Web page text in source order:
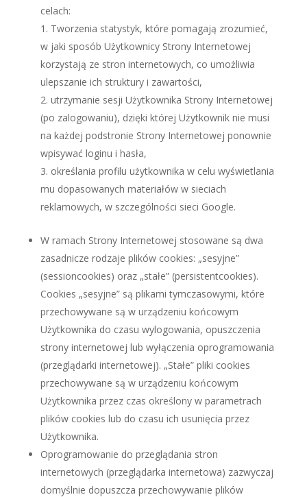
celach:
Tworzenia statystyk, które pomagają zrozumieć,
w jaki sposób Użytkownicy Strony Internetowej
korzystają ze stron internetowych, co umożliwia
ulepszanie ich struktury i zawartości,
utrzymanie sesji Użytkownika Strony Internetowej
(po zalogowaniu), dzięki której Użytkownik nie musi
na każdej podstronie Strony Internetowej ponownie
wpisywać loginu i hasła,
określania profilu użytkownika w celu wyświetlania
mu dopasowanych materiałów w sieciach
reklamowych, w szczególności sieci Google.
W ramach Strony Internetowej stosowane są dwa
zasadnicze rodzaje plików cookies: „sesyjne”
(sessioncookies) oraz „stałe” (persistentcookies).
Cookies „sesyjne” są plikami tymczasowymi, które
przechowywane są w urządzeniu końcowym
Użytkownika do czasu wylogowania, opuszczenia
strony internetowej lub wyłączenia oprogramowania
(przeglądarki internetowej). „Stałe” pliki cookies
przechowywane są w urządzeniu końcowym
Użytkownika przez czas określony w parametrach
plików cookies lub do czasu ich usunięcia przez
Użytkownika.
Oprogramowanie do przeglądania stron
internetowych (przeglądarka internetowa) zazwyczaj
domyślnie dopuszcza przechowywanie plików